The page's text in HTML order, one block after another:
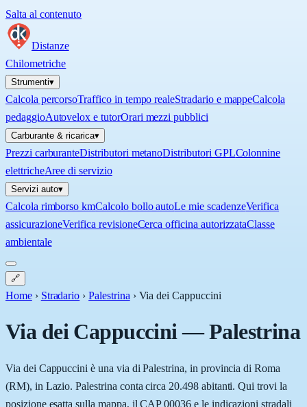
Salta al contenuto
Distanze
Chilometriche
Strumenti▾
Calcola percorsoTraffico in tempo realeStradario e mappeCalcola
pedaggioAutovelox e tutorOrari mezzi pubblici
Carburante & ricarica▾
Prezzi carburanteDistributori metanoDistributori GPLColonnine
elettricheAree di servizio
Servizi auto▾
Calcola rimborso kmCalcolo bollo autoLe mie scadenzeVerifica
assicurazioneVerifica revisioneCerca officina autorizzataClasse
ambientale
🔗
Home › Stradario › Palestrina › Via dei Cappuccini
Via dei Cappuccini—Palestrina
Via dei Cappuccini è una via di Palestrina, in provincia di Roma
(RM), in Lazio. Palestrina conta circa 20.498 abitanti. Qui trovi la
posizione esatta sulla mappa, il CAP 00036 e le indicazioni stradali